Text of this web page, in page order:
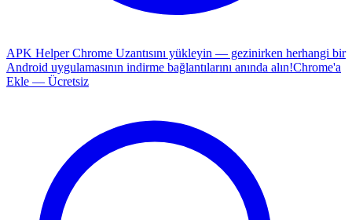
APK Helper Chrome Uzantısını yükleyin — gezinirken herhangi bir
Android uygulamasının indirme bağlantılarını anında alın!Chrome'a
Ekle — Ücretsiz